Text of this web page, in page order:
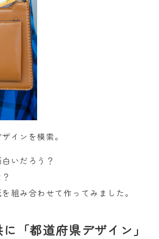
インを模索。
いだろう？
組み合わせて作ってみました。
「都道府県デザイン」